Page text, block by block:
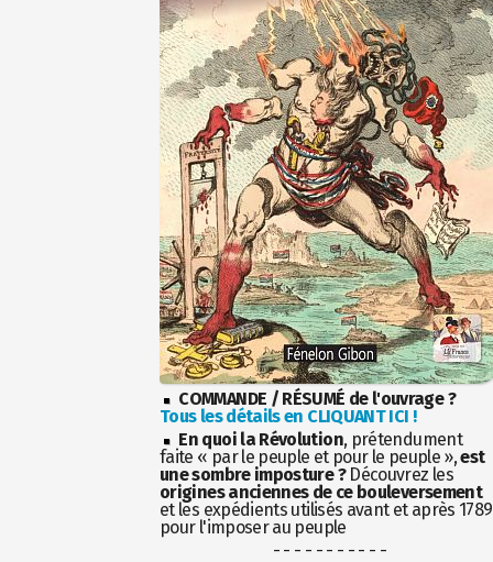
COMMANDE / RÉSUMÉ de l'ouvrage ?
Tous les détails en CLIQUANT ICI !
En quoi la Révolution, prétendument
faite « par le peuple et pour le peuple »,est
une sombre imposture ?Découvrez les
origines anciennes de ce bouleversement
et les expédients utilisés avant et après 1789
pour l'imposer au peuple
- - - - - - - - - - -